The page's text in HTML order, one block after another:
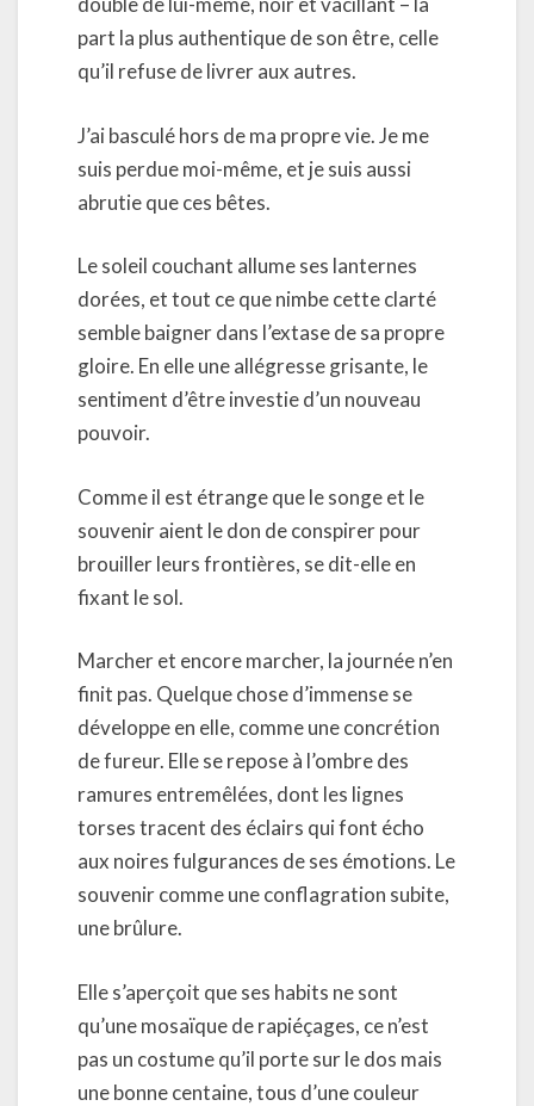
part la plus authentique de son être, celle
qu’il refuse de livrer aux autres.
J’ai basculé hors de ma propre vie. Je me
suis perdue moi-même, et je suis aussi
abrutie que ces bêtes.
Le soleil couchant allume ses lanternes
dorées, et tout ce que nimbe cette clarté
semble baigner dans l’extase de sa propre
gloire. En elle une allégresse grisante, le
sentiment d’être investie d’un nouveau
pouvoir.
Comme il est étrange que le songe et le
souvenir aient le don de conspirer pour
brouiller leurs frontières, se dit-elle en
fixant le sol.
Marcher et encore marcher, la journée n’en
finit pas. Quelque chose d’immense se
développe en elle, comme une concrétion
de fureur. Elle se repose à l’ombre des
ramures entremêlées, dont les lignes
torses tracent des éclairs qui font écho
aux noires fulgurances de ses émotions. Le
souvenir comme une conflagration subite,
une brûlure.
Elle s’aperçoit que ses habits ne sont
qu’une mosaïque de rapiéçages, ce n’est
pas un costume qu’il porte sur le dos mais
une bonne centaine, tous d’une couleur